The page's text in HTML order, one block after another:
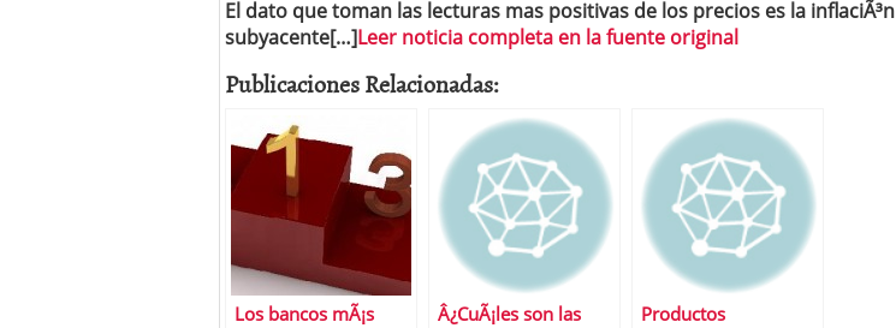
El dato que toman las lecturas mas positivas de los precios es la inflaciÃ³n
subyacente[…]Leer noticia completa en la fuente original
Publicaciones Relacionadas:
Los bancos mÃ¡s
Â¿CuÃ¡les son las
Productos